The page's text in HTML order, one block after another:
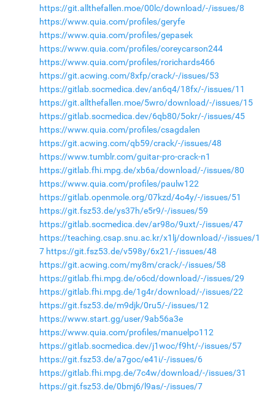
https://git.allthefallen.moe/00lc/download/-/issues/8
https://www.quia.com/profiles/geryfe
https://www.quia.com/profiles/gepasek
https://www.quia.com/profiles/coreycarson244
https://www.quia.com/profiles/rorichards466
https://git.acwing.com/8xfp/crack/-/issues/53
https://gitlab.socmedica.dev/an6q4/18fx/-/issues/11
https://git.allthefallen.moe/5wro/download/-/issues/15
https://gitlab.socmedica.dev/6qb80/5okr/-/issues/45
https://www.quia.com/profiles/csagdalen
https://git.acwing.com/qb59/crack/-/issues/48
https://www.tumblr.com/guitar-pro-crack-n1
https://gitlab.fhi.mpg.de/xb6a/download/-/issues/80
https://www.quia.com/profiles/paulw122
https://gitlab.openmole.org/07kzd/4o4y/-/issues/51
https://git.fsz53.de/ys37h/e5r9/-/issues/59
https://gitlab.socmedica.dev/ar98o/9uxt/-/issues/47
https://teaching.csap.snu.ac.kr/x1lj/download/-/issues/1
7 https://git.fsz53.de/v598y/6x21/-/issues/48
https://git.acwing.com/my8m/crack/-/issues/58
https://gitlab.fhi.mpg.de/o6cd/download/-/issues/29
https://gitlab.fhi.mpg.de/1g4r/download/-/issues/22
https://git.fsz53.de/m9djk/0ru5/-/issues/12
https://www.start.gg/user/9ab56a3e
https://www.quia.com/profiles/manuelpo112
https://gitlab.socmedica.dev/j1woc/f9ht/-/issues/57
https://git.fsz53.de/a7goc/e41i/-/issues/6
https://gitlab.fhi.mpg.de/7c4w/download/-/issues/31
https://git.fsz53.de/0bmj6/l9as/-/issues/7